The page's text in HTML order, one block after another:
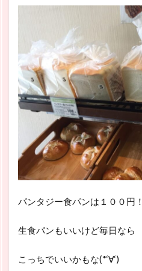
パンタジー食パンは１００円！
生食パンもいいけど毎日なら
こっちでいいかもな(*‘∀‘)